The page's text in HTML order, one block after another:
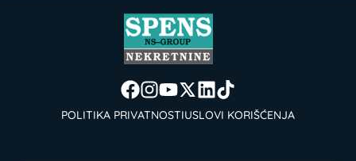
POLITIKA PRIVATNOSTIUSLOVI KORIŠĆENJA